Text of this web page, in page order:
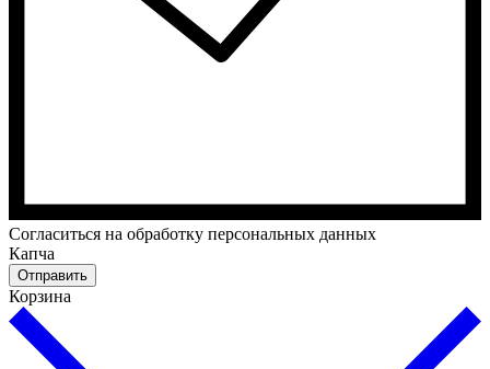
Cогласиться на обработку персональных данных
Капча
Отправить
Корзина